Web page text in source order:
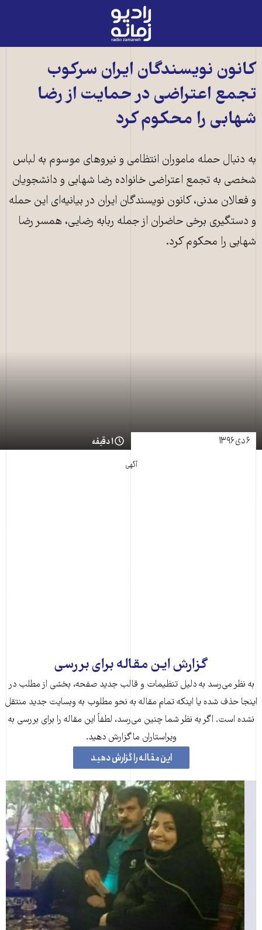
رادیو
زمانه
به
صفحه
اصلی
کانون نویسندگان ایران سرکوب
تجمع اعتراضی در حمایت از رضا
شهابی را محکوم کرد
به دنبال حمله ماموران انتظامی و نیروهای موسوم به لباس
شخصی به تجمع اعتراضی خانواده رضا شهابی و دانشجویان
و فعالان مدنی، کانون نویسندگان ایران در بیانیه‌ای این حمله
و دستگیری برخی حاضران از جمله ربابه رضایی، همسر رضا
شهابی را محکوم کرد.
۶ دی ۱۳۹۶ ۱ دقیقه
آگهی
گزارش این مقاله برای بررسی
به نظر می‌رسد به دلیل تنظیمات و قالب جدید صفحه، بخشی از مطلب در
اینجا حذف شده‌ یا اینکه تمام مقاله به نحو مطلوب به وبسایت جدید منتقل
نشده است. اگر به نظر شما چنین می‌رسد، لطفاً این مقاله را برای بررسی به
ویراستاران ما گزارش دهید.
این مقاله را گزارش دهید